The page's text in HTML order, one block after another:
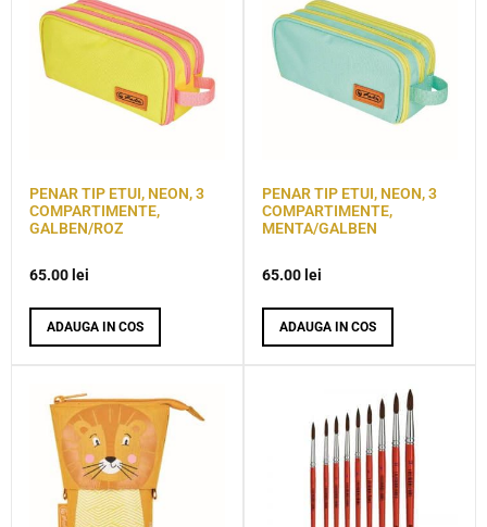
PENAR TIP ETUI, NEON, 3
COMPARTIMENTE,
GALBEN/ROZ
65.00 lei
ADAUGA IN COS
PENAR TIP ETUI, NEON, 3
COMPARTIMENTE,
MENTA/GALBEN
65.00 lei
ADAUGA IN COS